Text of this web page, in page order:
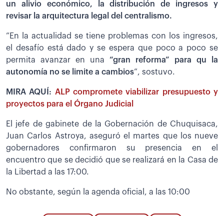
un alivio económico, la distribución de ingresos y
revisar la arquitectura legal del centralismo.
”En la actualidad se tiene problemas con los ingresos,
el desafío está dado y se espera que poco a poco se
permita avanzar en una “gran reforma” para qu la
autonomía no se limite a cambios”, sostuvo.
MIRA AQUÍ: ALP compromete viabilizar presupuesto y
proyectos para el Órgano Judicial
El jefe de gabinete de la Gobernación de Chuquisaca,
Juan Carlos Astroya, aseguró el martes que los nueve
gobernadores confirmaron su presencia en el
encuentro que se decidió que se realizará en la Casa de
la Libertad a las 17:00.
No obstante, según la agenda oficial, a las 10:00